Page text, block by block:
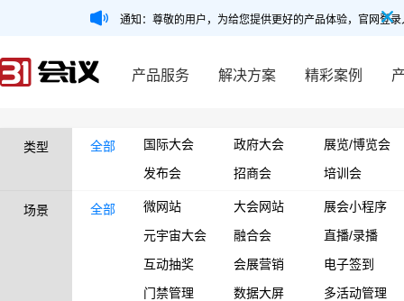
通知：尊敬的用户，为给您提供更好的产品体验，官网登
产品服务 解决方案 精彩案例
类型 全部 国际大会 政府大会
展览/博览会
发布会
招商会 培训会
场景 全部 微网站 大会网站
展会小程序
元宇宙大会
融合会
直播/录播
互动抽奖
会展营销
电子签到
门禁管理
数据大屏 多活动管理